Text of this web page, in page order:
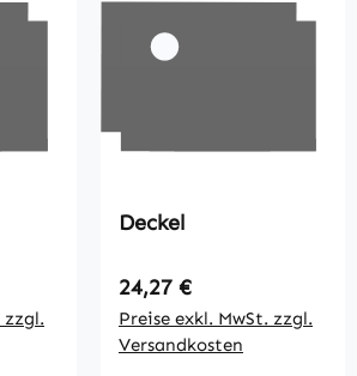
zzgl.
Deckel
Regulärer Preis:
24,27 €
Preise exkl. MwSt. zzgl.
Versandkosten